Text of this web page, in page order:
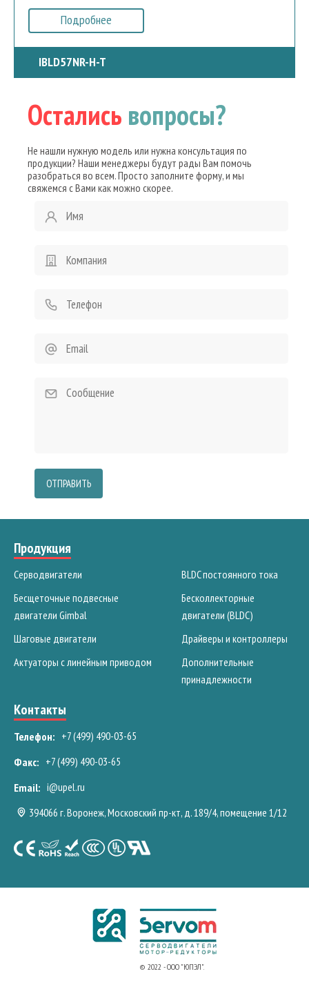
Подробнее
IBLD57NR-H-T
Остались вопросы?
Не нашли нужную модель или нужна консультация по
продукции? Наши менеджеры будут рады Вам помочь
разобраться во всем. Просто заполните форму, и мы
свяжемся с Вами как можно скорее.
ОТПРАВИТЬ
© 2022 - ООО "ЮПЭЛ".
Продукция
Серводвигатели
Бесщеточные подвесные
двигатели Gimbal
Шаговые двигатели
Актуаторы с линейным приводом
BLDC постоянного тока
Бесколлекторные
двигатели (BLDC)
Драйверы и контроллеры
Дополнительные
принадлежности
Контакты
Телефон: +7 (499) 490-03-65
Факс: +7 (499) 490-03-65
Email: i@upel.ru
394066 г. Воронеж, Московский пр-кт, д. 189/4, помещение 1/12